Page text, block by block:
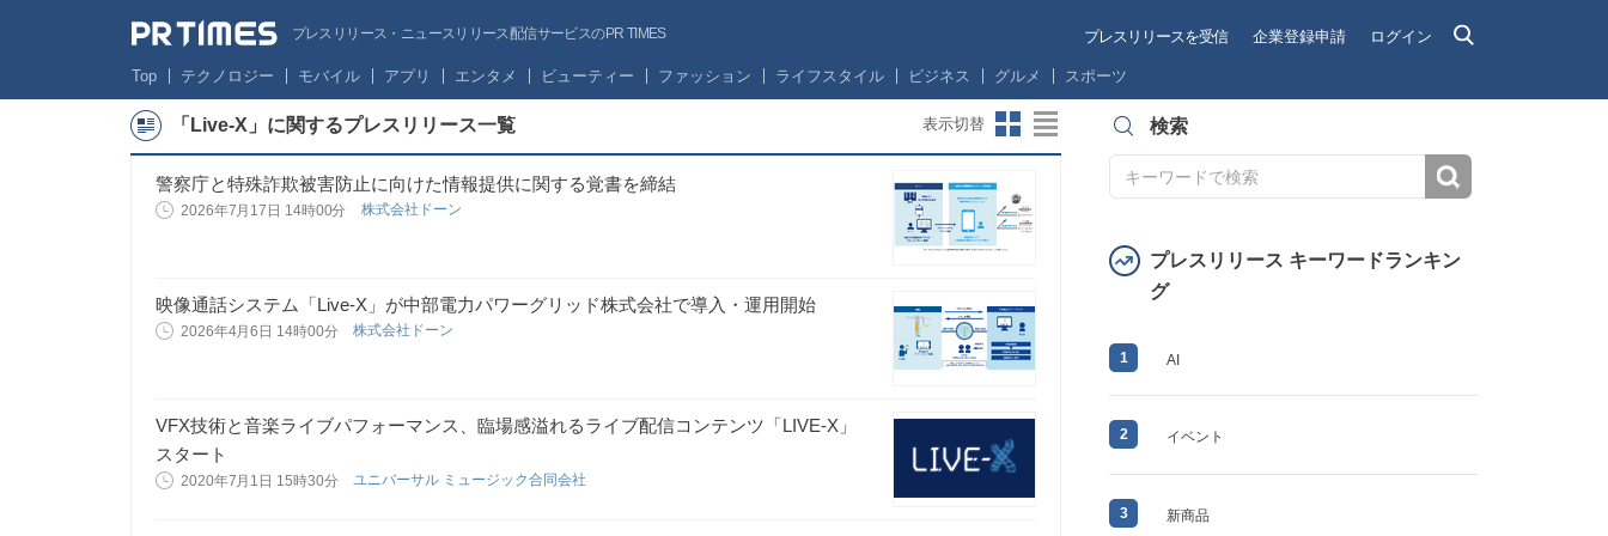
プレスリリース・ニュースリリース配信サービスのPR TIMES プレスリリースを受信 企業登録申請 ログイン
Top テクノロジー モバイル アプリ エンタメ ビューティー ファッション ライフスタイル ビジネス グルメ スポーツ
「Live-X」に関するプレスリリース一覧 表示切替
警察庁と特殊詐欺被害防止に向けた情報提供に関する覚書を締結
2026年7月17日 14時00分 株式会社ドーン
映像通話システム「Live-X」が中部電力パワーグリッド株式会社で導入・運用開始
2026年4月6日 14時00分 株式会社ドーン
VFX技術と音楽ライブパフォーマンス、臨場感溢れるライブ配信コンテンツ「LIVE-X」
スタート
2020年7月1日 15時30分 ユニバーサル ミュージック合同会社
検索
プレスリリース キーワードランキン
グ
1 AI
2 イベント
3 新商品